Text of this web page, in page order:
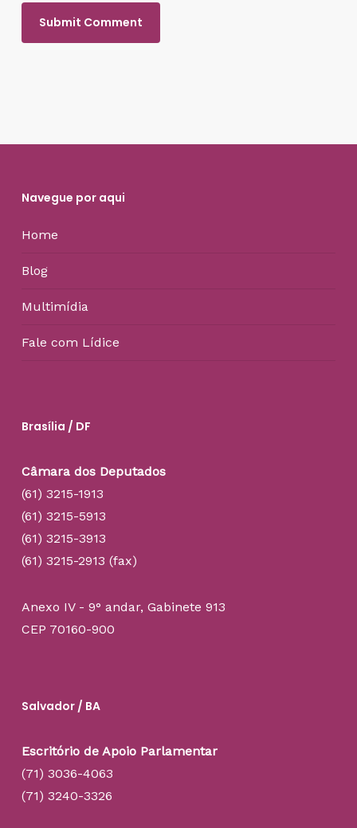
Navegue por aqui
Home
Blog
Multimídia
Fale com Lídice
Brasília / DF
Câmara dos Deputados
(61) 3215-1913
(61) 3215-5913
(61) 3215-3913
(61) 3215-2913 (fax)
Anexo IV - 9° andar, Gabinete 913
CEP 70160-900
Salvador / BA
Escritório de Apoio Parlamentar
(71) 3036-4063
(71) 3240-3326